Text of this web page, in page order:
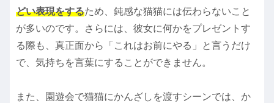
どい表現をするため、鈍感な猫猫には伝わらないこと
が多いのです。さらには、彼女に何かをプレゼントす
る際も、真正面から「これはお前にやる」と言うだけ
で、気持ちを言葉にすることができません。
また、園遊会で猫猫にかんざしを渡すシーンでは、か